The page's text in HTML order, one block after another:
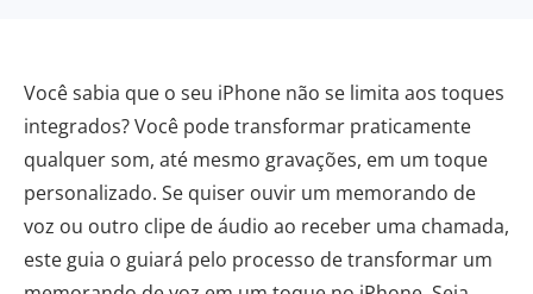
Você sabia que o seu iPhone não se limita aos toques
integrados? Você pode transformar praticamente
qualquer som, até mesmo gravações, em um toque
personalizado. Se quiser ouvir um memorando de
voz ou outro clipe de áudio ao receber uma chamada,
este guia o guiará pelo processo de transformar um